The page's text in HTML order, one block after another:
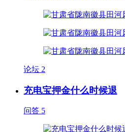
论坛 2
充电宝押金什么时候退
问答 5